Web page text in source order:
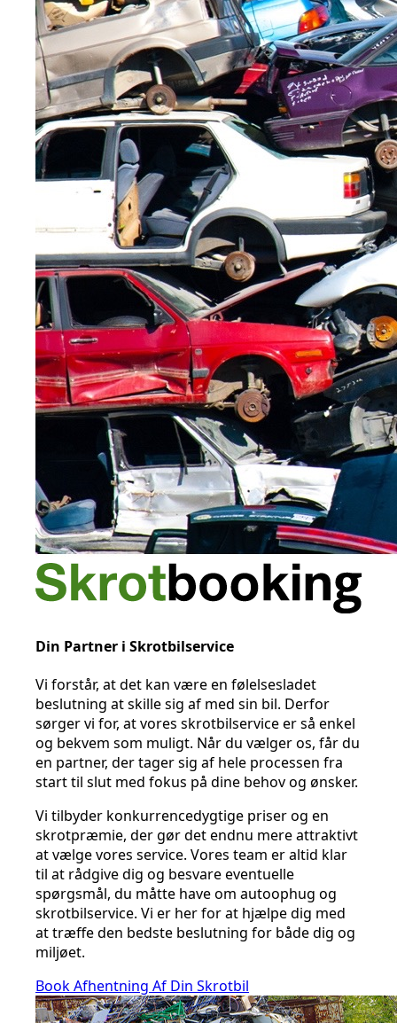
Din Partner i Skrotbilservice
Vi forstår, at det kan være en følelsesladet
beslutning at skille sig af med sin bil. Derfor
sørger vi for, at vores skrotbilservice er så enkel
og bekvem som muligt. Når du vælger os, får du
en partner, der tager sig af hele processen fra
start til slut med fokus på dine behov og ønsker.
Vi tilbyder konkurrencedygtige priser og en
skrotpræmie, der gør det endnu mere attraktivt
at vælge vores service. Vores team er altid klar
til at rådgive dig og besvare eventuelle
spørgsmål, du måtte have om autoophug og
skrotbilservice. Vi er her for at hjælpe dig med
at træffe den bedste beslutning for både dig og
miljøet.
Book Afhentning Af Din Skrotbil